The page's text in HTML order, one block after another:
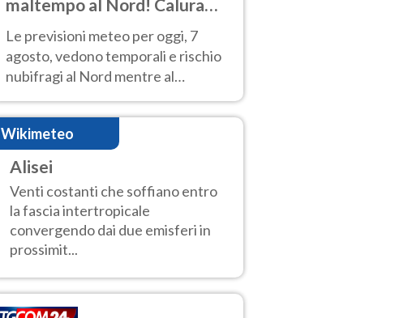
maltempo al Nord! Calura
fino a Ferragosto
Le previsioni meteo per oggi, 7
agosto, vedono temporali e rischio
nubifragi al Nord mentre al
Centro-Sud sole e caldo sempre
molto intenso.
Wikimeteo
Alisei
Venti costanti che soffiano entro
la fascia intertropicale
convergendo dai due emisferi in
prossimit...